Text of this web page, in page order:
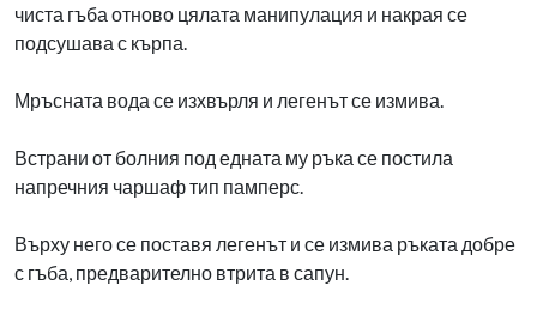
чиста гъба отново цялата манипулация и накрая се
подсушава с кърпа.
Мръсната вода се изхвърля и легенът се измива.
Встрани от болния под едната му ръка се постила
напречния чаршаф тип памперс.
Върху него се поставя легенът и се измива ръката добре
с гъба, предварително втрита в сапун.